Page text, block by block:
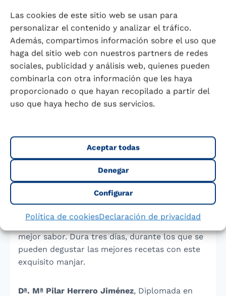
Las cookies de este sitio web se usan para
personalizar el contenido y analizar el tráfico.
Además, compartimos información sobre el uso que
haga del sitio web con nuestros partners de redes
sociales, publicidad y análisis web, quienes pueden
combinarla con otra información que les haya
proporcionado o que hayan recopilado a partir del
uso que haya hecho de sus servicios.
Aceptar todas
Denegar
Configurar
Política de cookiesDeclaración de privacidad
En la época de los romanos, la ostra superó en
10 veces el precio de las langostas.
La ostra tiene el cerebro más pequeño que los
ojos.
hembras a lo largo de toda su vida.
El primer fin de semana de abril se celebra en
Arcade, un pueblo de Pontevedra, laFiesta de
. Esta celebración se realizó por
primera vez en el año 1987, durante la semana
de mayor producción, en la que la ostra tiene
mejor sabor. Dura tres días, durante los que se
pueden degustar las mejores recetas con este
exquisito manjar.
Dª. Mª Pilar Herrero Jiménez, Diplomada en